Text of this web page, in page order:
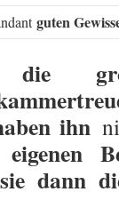
guten
ihn
dann